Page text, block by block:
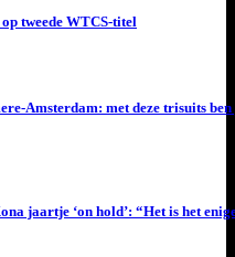
tweede WTCS-titel
Amsterdam: met deze trisuits ben
jaartje ‘on hold’: “Het is het